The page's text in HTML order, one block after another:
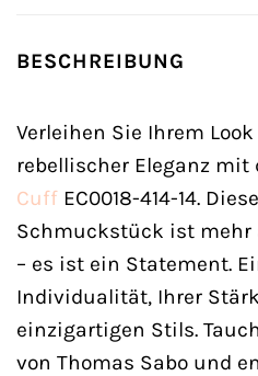
BESCHREIBUNG
Verleihen Sie Ihrem
rebellischer Eleganz mit
Cuff EC0018-414-14.
Schmuckstück ist mehr
– es ist ein Statement.
Individualität, Ihrer
einzigartigen Stils.
von Thomas Sabo und